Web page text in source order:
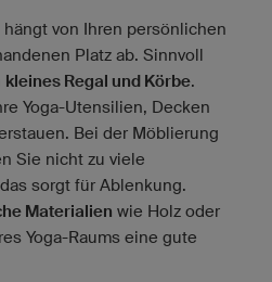
von Ihren persönlichen
Platz ab. Sinnvoll
kleines Regal und Körbe.
Yoga-Utensilien, Decken
Bei der Möblierung
Sie nicht zu viele
sorgt für Ablenkung.
Materialien wie Holz oder
Yoga-Raums eine gute